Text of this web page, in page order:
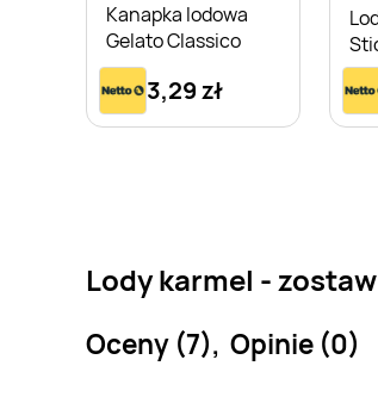
Kanapka lodowa
Gelato Classico
3,29 zł
Lody karmel -
Oceny (7), Opinie (0)